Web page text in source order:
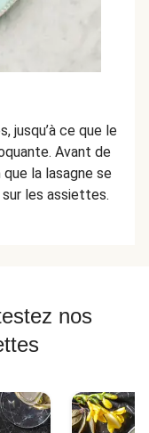
jusqu’à ce que le
Avant de
la lasagne se
les assiettes.
nos